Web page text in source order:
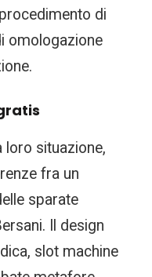
di
omologazione
situazione,
fra un
sparate
Il design
slot machine